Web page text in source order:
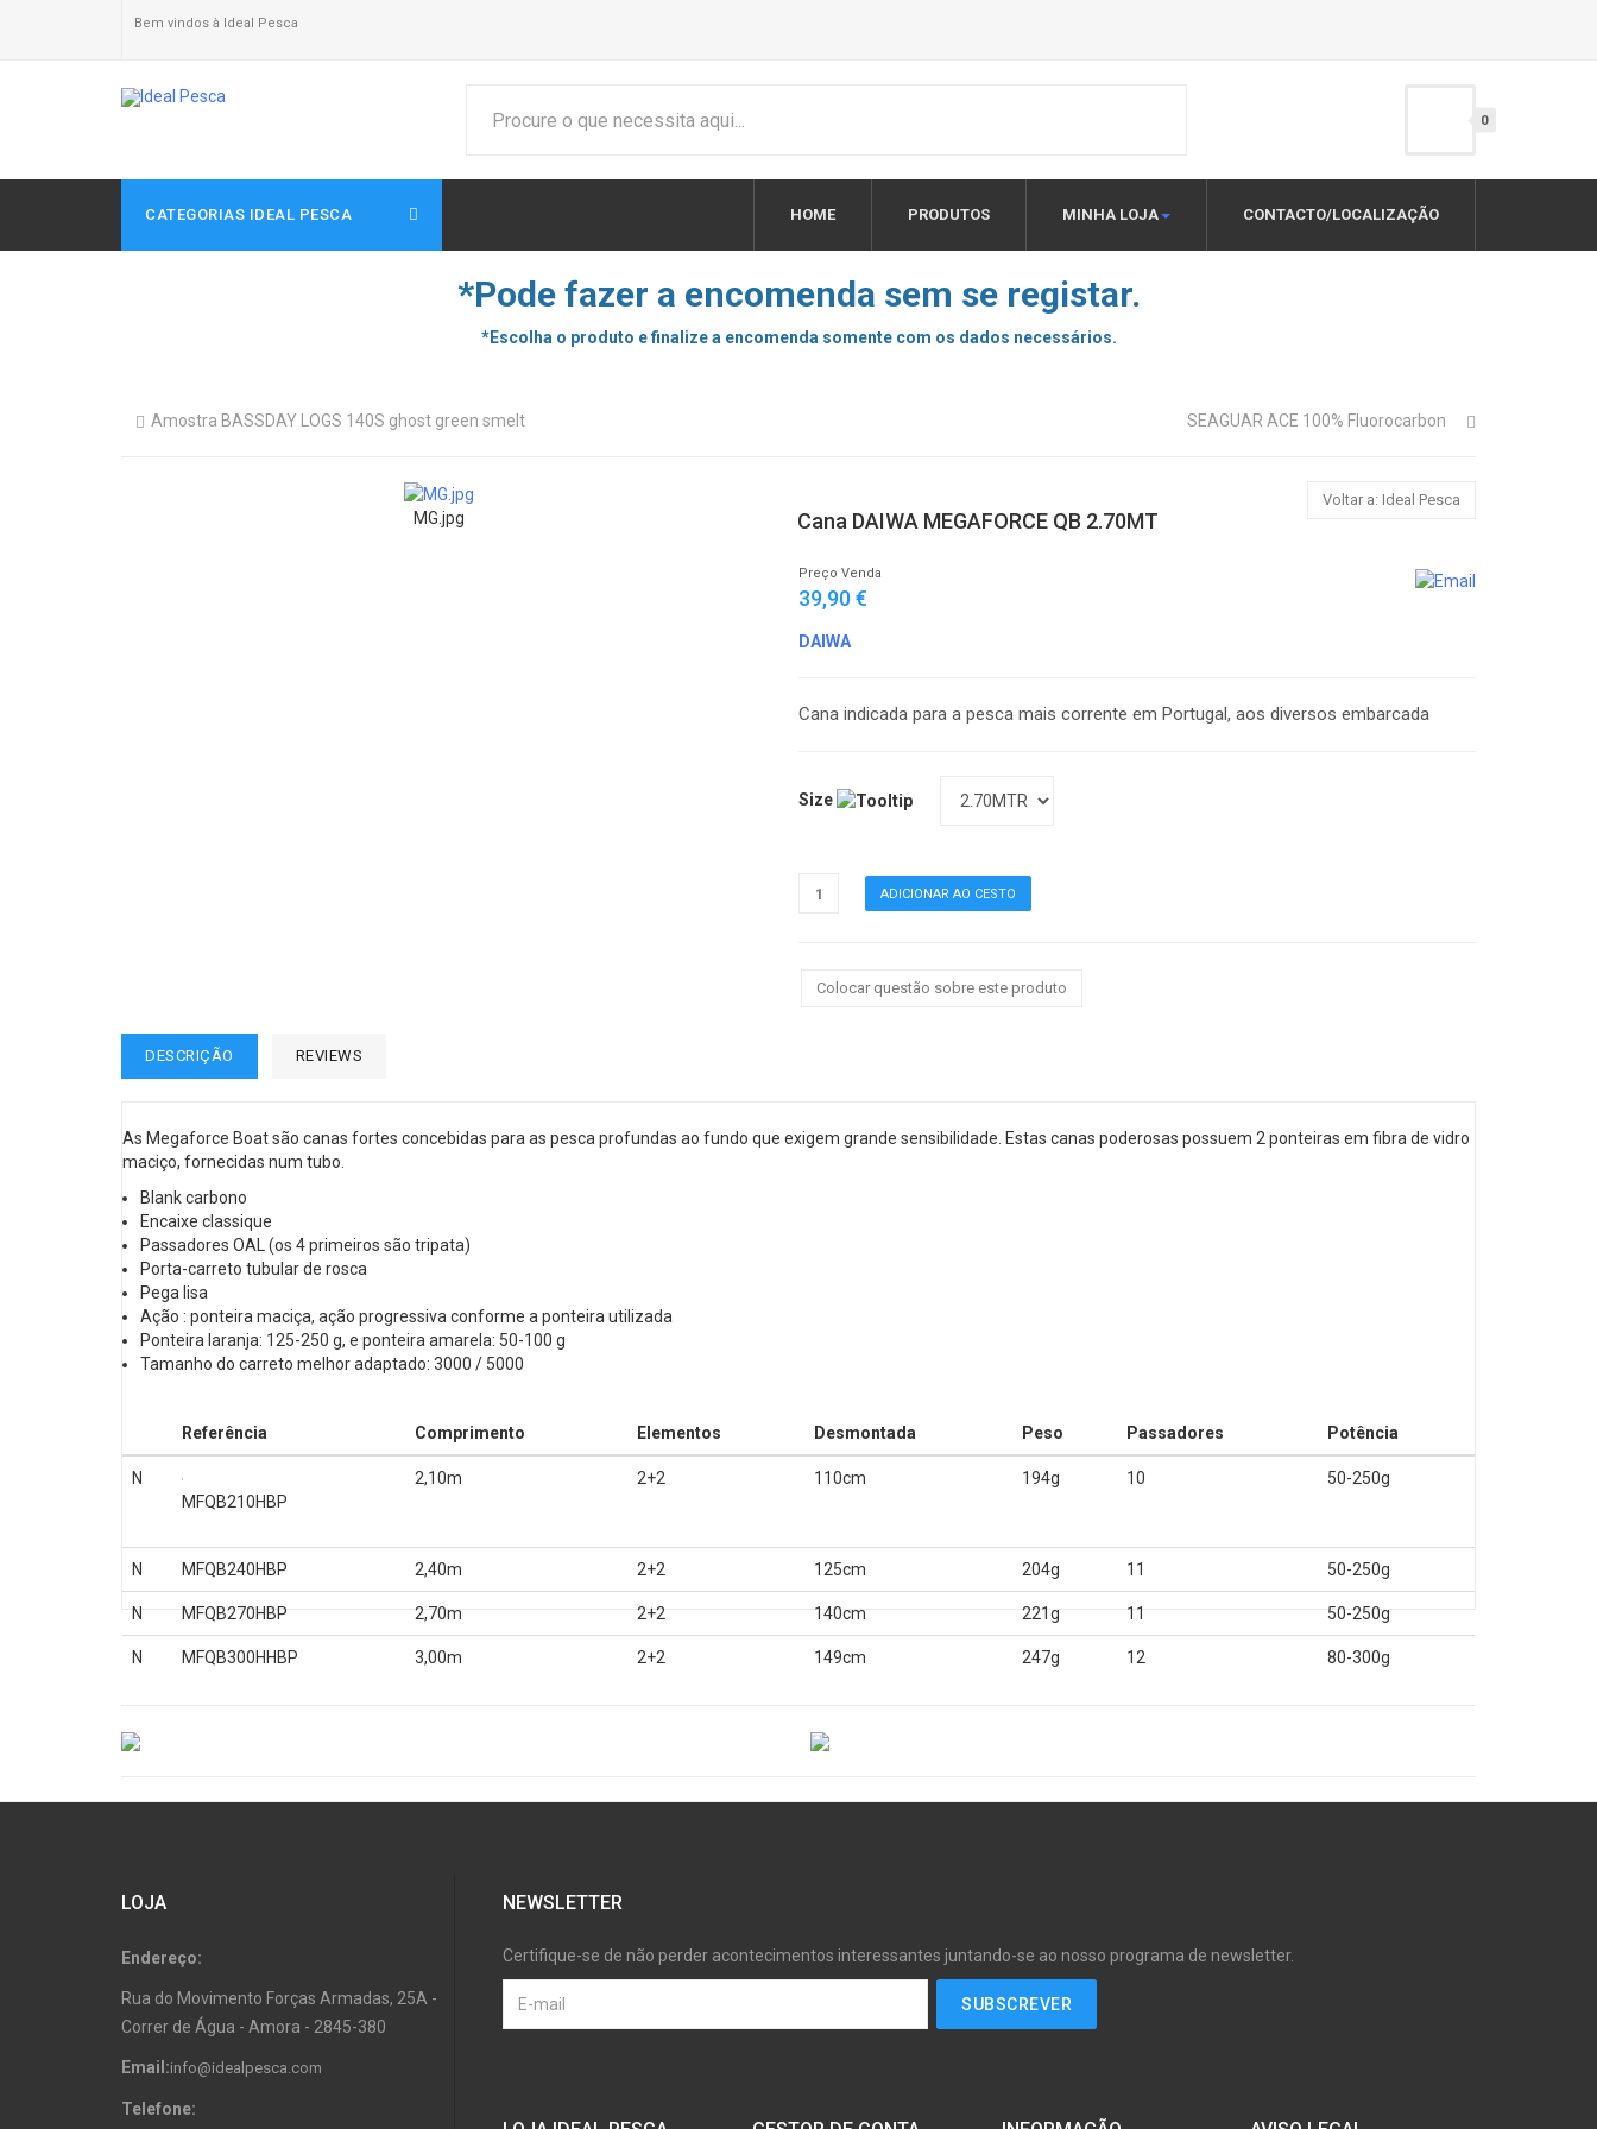
Bem vindos à Ideal Pesca
0
CATEGORIAS IDEAL PESCA HOME PRODUTOS MINHA LOJA CONTACTO/LOCALIZAÇÃO
*Pode fazer a encomenda sem se registar.
*Escolha o produto e finalize a encomenda somente com os dados necessários.
Amostra BASSDAY LOGS 140S ghost green smelt SEAGUAR ACE 100% Fluorocarbon
MG.jpg
Voltar a: Ideal Pesca
Cana DAIWA MEGAFORCE QB 2.70MT
Preço Venda
39,90 €
DAIWA
Cana indicada para a pesca mais corrente em Portugal, aos diversos embarcada
Size
Colocar questão sobre este produto
DESCRIÇÃO REVIEWS
As Megaforce Boat são canas fortes concebidas para as pesca profundas ao fundo que exigem grande sensibilidade. Estas canas poderosas possuem 2 ponteiras em fibra de vidro
maciço, fornecidas num tubo.
Blank carbono
Encaixe classique
Passadores OAL (os 4 primeiros são tripata)
Porta-carreto tubular de rosca
Pega lisa
Ação : ponteira maciça, ação progressiva conforme a ponteira utilizada
Ponteira laranja: 125-250 g, e ponteira amarela: 50-100 g
Tamanho do carreto melhor adaptado: 3000 / 5000
Referência Comprimento Elementos Desmontada Peso Passadores Potência
N
MFQB210HBP
2,10m 2+2 110cm 194g 10 50-250g
N MFQB240HBP 2,40m 2+2 125cm 204g 11 50-250g
N MFQB270HBP 2,70m 2+2 140cm 221g 11 50-250g
N MFQB300HHBP 3,00m 2+2 149cm 247g 12 80-300g
LOJA
Endereço:
Rua do Movimento Forças Armadas, 25A -
Correr de Água - Amora - 2845-380
Email:info@idealpesca.com
Telefone:
NEWSLETTER
Certifique-se de não perder acontecimentos interessantes juntando-se ao nosso programa de newsletter.